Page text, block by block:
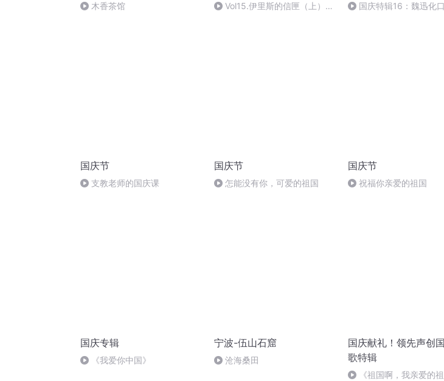
木香茶馆
Vol15.伊里斯的信匣（上）：
国庆特辑16：魏迅化
国庆节
支教老师的国庆课
国庆节
怎能没有你，可爱的祖国
国庆节
祝福你亲爱的祖国
国庆专辑
《我爱你中国》
宁波-伍山石窟
沧海桑田
国庆献礼！领先声创
歌特辑
《祖国啊，我亲爱的